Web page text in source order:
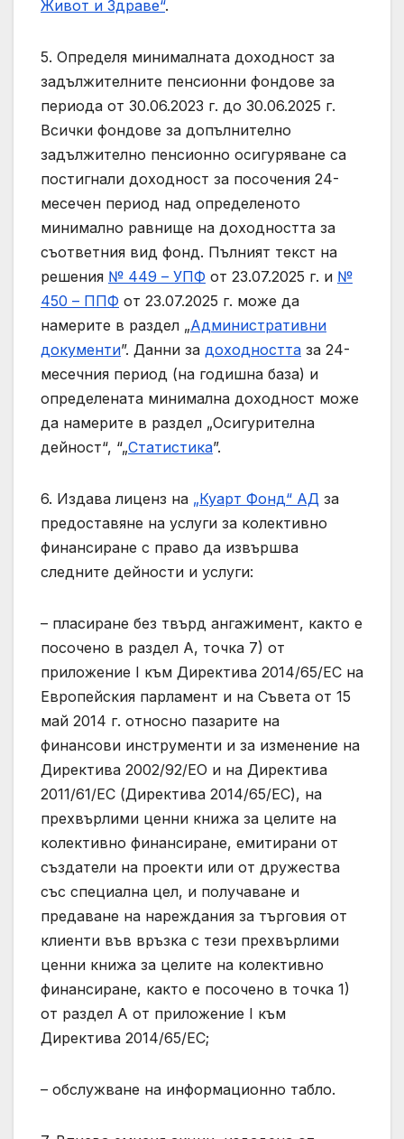
Живот и Здраве“.
5. Определя минималната доходност за
задължителните пенсионни фондове за
периода от 30.06.2023 г. до 30.06.2025 г.
Всички фондове за допълнително
задължително пенсионно осигуряване са
постигнали доходност за посочения 24-
месечен период над определеното
минимално равнище на доходността за
съответния вид фонд. Пълният текст на
решения № 449 – УПФ от 23.07.2025 г. и №
450 – ППФ от 23.07.2025 г. може да
намерите в раздел „Административни
документи”. Данни за доходността за 24-
месечния период (на годишна база) и
определената минимална доходност може
да намерите в раздел „Осигурителна
дейност“, “„Статистика”.
6. Издава лиценз на „Куарт Фонд“ АД за
предоставяне на услуги за колективно
финансиране с право да извършва
следните дейности и услуги:
– пласиране без твърд ангажимент, както е
посочено в раздел А, точка 7) от
приложение I към Директива 2014/65/ЕС на
Европейския парламент и на Съвета от 15
май 2014 г. относно пазарите на
финансови инструменти и за изменение на
Директива 2002/92/ЕО и на Директива
2011/61/ЕС (Директива 2014/65/ЕС), на
прехвърлими ценни книжа за целите на
колективно финансиране, емитирани от
създатели на проекти или от дружества
със специална цел, и получаване и
предаване на нареждания за търговия от
клиенти във връзка с тези прехвърлими
ценни книжа за целите на колективно
финансиране, както е посочено в точка 1)
от раздел А от приложение I към
Директива 2014/65/ЕС;
– обслужване на информационно табло.